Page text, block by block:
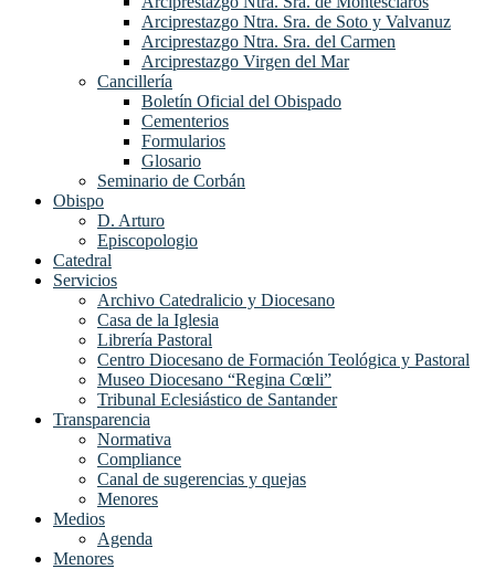
Arciprestazgo Ntra. Sra. de Soto y Valvanuz
Arciprestazgo Ntra. Sra. del Carmen
Arciprestazgo Virgen del Mar
Cancillería
Boletín Oficial del Obispado
Cementerios
Formularios
Glosario
Seminario de Corbán
Obispo
D. Arturo
Episcopologio
Catedral
Servicios
Archivo Catedralicio y Diocesano
Casa de la Iglesia
Librería Pastoral
Centro Diocesano de Formación Teológica y Pastoral
Museo Diocesano “Regina Cœli”
Tribunal Eclesiástico de Santander
Transparencia
Normativa
Compliance
Canal de sugerencias y quejas
Menores
Medios
Agenda
Menores